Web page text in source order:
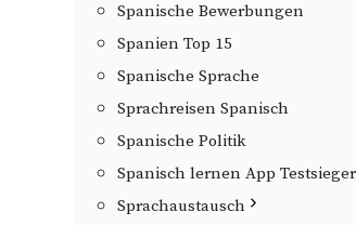
Spanische Bewerbungen
Spanien Top 15
Spanische Sprache
Sprachreisen Spanisch
Spanische Politik
Spanisch lernen App Testsieger
Sprachaustausch